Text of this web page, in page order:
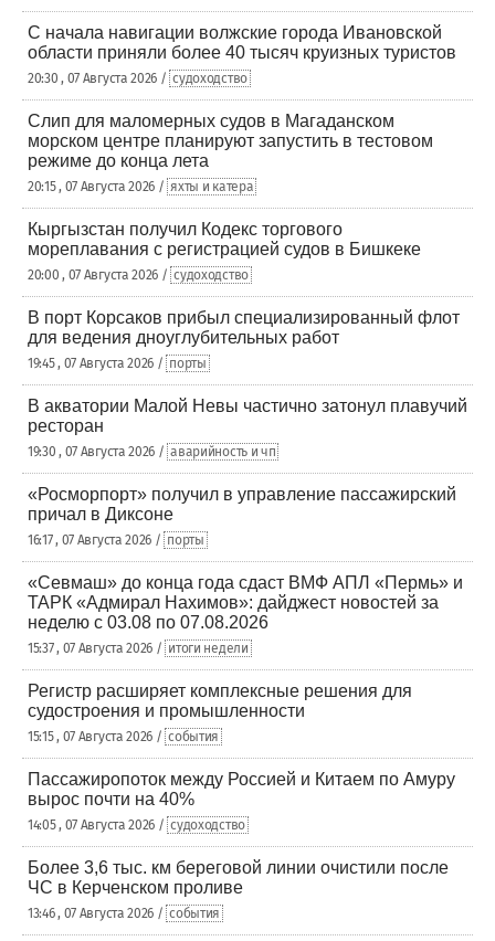
С начала навигации волжские города Ивановской
области приняли более 40 тысяч круизных туристов
20:30 , 07 Августа 2026 / судоходство
Слип для маломерных судов в Магаданском
морском центре планируют запустить в тестовом
режиме до конца лета
20:15 , 07 Августа 2026 / яхты и катера
Кыргызстан получил Кодекс торгового
мореплавания с регистрацией судов в Бишкеке
20:00 , 07 Августа 2026 / судоходство
В порт Корсаков прибыл специализированный флот
для ведения дноуглубительных работ
19:45 , 07 Августа 2026 / порты
В акватории Малой Невы частично затонул плавучий
ресторан
19:30 , 07 Августа 2026 / аварийность и чп
«Росморпорт» получил в управление пассажирский
причал в Диксоне
16:17 , 07 Августа 2026 / порты
«Севмаш» до конца года сдаст ВМФ АПЛ «Пермь» и
ТАРК «Адмирал Нахимов»: дайджест новостей за
неделю с 03.08 по 07.08.2026
15:37 , 07 Августа 2026 / итоги недели
Регистр расширяет комплексные решения для
судостроения и промышленности
15:15 , 07 Августа 2026 / события
Пассажиропоток между Россией и Китаем по Амуру
вырос почти на 40%
14:05 , 07 Августа 2026 / судоходство
Более 3,6 тыс. км береговой линии очистили после
ЧС в Керченском проливе
13:46 , 07 Августа 2026 / события